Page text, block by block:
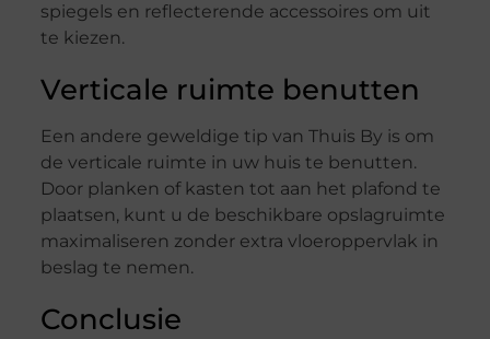
spiegels en reflecterende accessoires om uit
te kiezen.
Verticale ruimte benutten
Een andere geweldige tip van Thuis By is om
de verticale ruimte in uw huis te benutten.
Door planken of kasten tot aan het plafond te
plaatsen, kunt u de beschikbare opslagruimte
maximaliseren zonder extra vloeroppervlak in
beslag te nemen.
Conclusie